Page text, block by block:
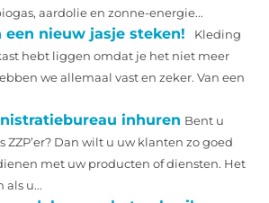
aardolie en zonne-energie...
een nieuw jasje steken!
Kleding
hebt liggen omdat je het niet meer
we allemaal vast en zeker. Van een
inhuren Bent u
ZZP’er? Dan wilt u uw klanten zo goed
met uw producten of diensten. Het
als u...